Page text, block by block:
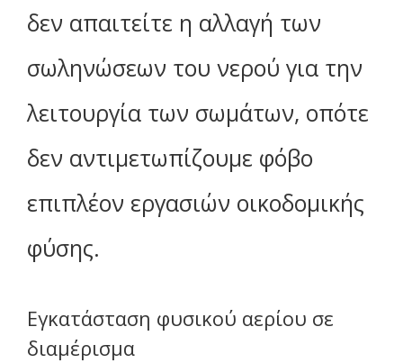
δεν απαιτείτε η αλλαγή των
σωληνώσεων του νερού για την
λειτουργία των σωμάτων, οπότε
δεν αντιμετωπίζουμε φόβο
επιπλέον εργασιών οικοδομικής
φύσης.
Εγκατάσταση φυσικού αερίου σε
διαμέρισμα